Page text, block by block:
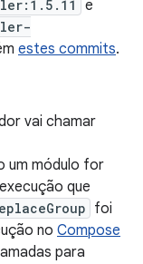
e
estes commits.
vai chamar
um módulo for
que
foi
no Compose
para